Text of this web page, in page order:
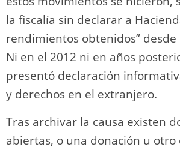
la fiscalía sin declarar a
rendimientos obtenidos” desde
Ni en el 2012 ni en años
presentó declaración
y derechos en el extranjero.
Tras archivar la causa existen
abiertas, o una donación u otro